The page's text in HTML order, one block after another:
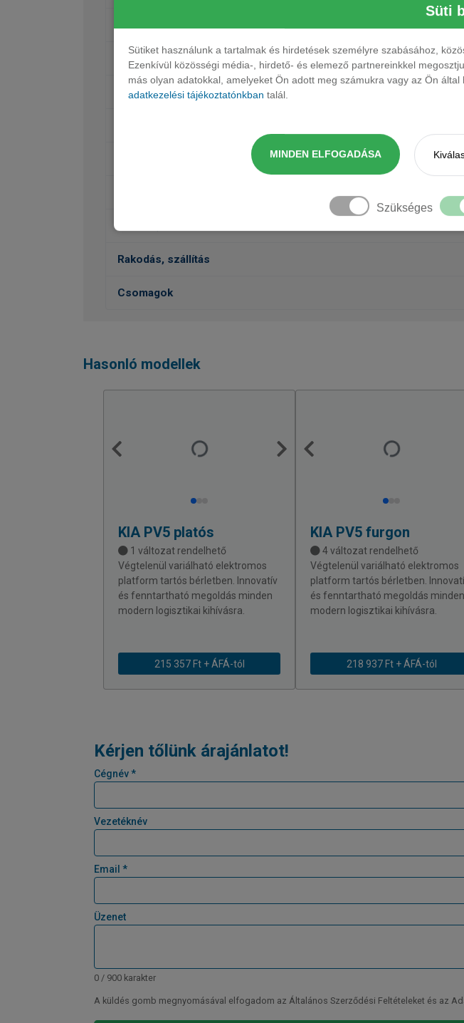
Süti
Sütiket használunk a tartalmak és hirdetések személyre szabásához,
Ezenkívül közösségi média-, hirdető- és elemező partnereinkkel
más olyan adatokkal, amelyeket Ön adott meg számukra vagy az Ön
adatkezelési tájékoztatónkban talál.
MINDEN ELFOGADÁSA
Szükséges
Kerekek
Audió, Kommunikáció, Navigáció
Rakodás, szállítás
Csomagok
Hasonló modellek
KIA PV5 platós
1 változat rendelhető
Végtelenül variálható elektromos
platform tartós bérletben. Innovatív
és fenntartható megoldás minden
modern logisztikai kihívásra.
215 357 Ft + ÁFÁ-tól
KIA PV5 furgon
4 változat rendelhető
Végtelenül variálható elektromos
platform tartós bérletben.
és fenntartható megoldás minden
modern logisztikai kihívásra.
218 937 Ft + ÁFÁ-tól
Kérjen tőlünk árajánlatot!
Cégnév *
Vezetéknév
Email *
Üzenet
0 / 900 karakter
A küldés gomb megnyomásával elfogadom az Általános Szerződési Feltételeket és az